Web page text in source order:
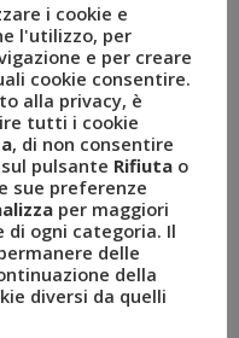
il
TWEET
pubblicate
reale in
i cookie e
l'utilizzo, per
e per creare
cookie consentire.
alla privacy, è
tutti i cookie
, di non consentire
pulsante Rifiuta o
sue preferenze
per maggiori
di ogni categoria. Il
delle
della
diversi da quelli